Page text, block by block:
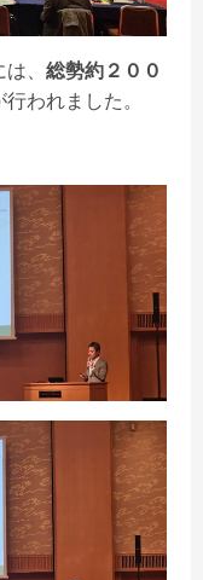
、 総勢約２００
われました。